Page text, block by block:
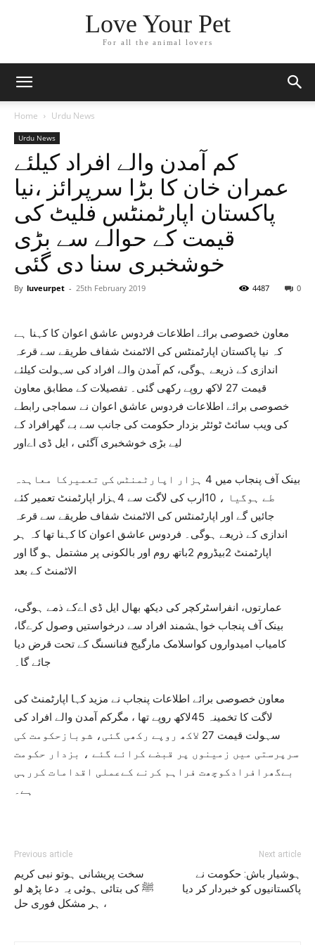
Love Your Pet
For all the animal lovers
Home Urdu News
Urdu News
کم آمدن والے افراد کیلئے
عمران خان کا بڑا سرپرائز ،نیا
پاکستان اپارٹمنٹس فلیٹ کی
قیمت کے حوالے سے بڑی
خوشخبری سنا دی گئی
By luveurpet - 25th February 2019 0
4487
معاون خصوصی برائے اطلاعات فردوس عاشق اعوان کا کہنا ہے
کہ نیا پاکستان اپارٹمنٹس کی الاٹمنٹ شفاف طریقے سے قرعہ
اندازی کے ذریعے ہوگی، کم آمدن والے افراد کی سہولت کیلئے
قیمت 27 لاکھ روپے رکھی گئی۔ تفصیلات کے مطابق معاون
خصوصی برائے اطلاعات فردوس عاشق اعوان نے سماجی رابطے
کی ویب سائٹ ٹوئٹر بزدار حکومت کی جانب سے بے گھرافراد کے
لیے بڑی خوشخبری آگئی ، ایل ڈی اےاور
بینک آف پنجاب میں 4 ہزار اپارٹمنٹس کی تعمیرکا معاہدہ
طے ہوگیا ، 10ارب کی لاگت سے 4ہزار اپارٹمنٹ تعمیر کئے
جائیں گے اور اپارٹمنٹس کی الاٹمنٹ شفاف طریقے سے قرعہ
اندازی کے ذریعے ہوگی۔ فردوس عاشق اعوان کا کہنا تھا کہ ہر
اپارٹمنٹ 2بیڈروم 2باتھ روم اور بالکونی پر مشتمل ہو گا اور
الاٹمنٹ کے بعد
عمارتوں، انفراسٹرکچر کی دیکھ بھال ایل ڈی اےکے ذمے ہوگی،
بینک آف پنجاب خواہشمند افراد سے درخواستیں وصول کرےگا،
کامیاب امیدواروں کواسلامک مارگیج فنانسنگ کے تحت قرض دیا
جائے گا۔
معاون خصوصی برائے اطلاعات پنجاب نے مزید کہا اپارٹمنٹ کی
لاگت کا تخمینہ 45لاکھ روپے تھا ، مگرکم آمدن والے افراد کی
سہولت قیمت 27 لاکھ روپے رکھی گئی، شوبازحکومت کی
سرپرستی میں زمینوں پر قبضے کرائے گئے ، بزدار حکومت
بےگھرافرادکوچھت فراہم کرنے کےعملی اقدامات کررہی
ہے۔
Previous article
سخت پریشانی ہوتو نبی کریم
ﷺ کی بتائی ہوئی یہ دعا پڑھ لو
، ہر مشکل فوری حل
Next article
ہوشیار باش: حکومت نے
پاکستانیوں کو خبردار کر دیا